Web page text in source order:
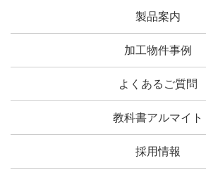
製品案内
加工物件事例
よくあるご質問
教科書アルマイト
採用情報